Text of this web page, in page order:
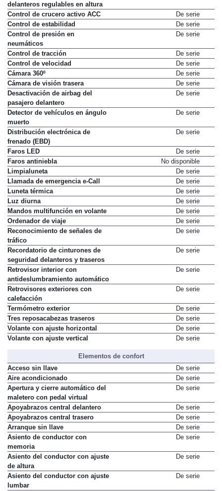
delanteros regulables en altura
Control de crucero activo ACC
De serie
Control de estabilidad
De serie
Control de presión en
neumáticos
De serie
Control de tracción
De serie
Control de velocidad
De serie
Cámara 360º
De serie
Cámara de visión trasera
De serie
Desactivación de airbag del
pasajero delantero
De serie
Detector de vehículos en ángulo
muerto
De serie
Distribución electrónica de
frenado (EBD)
De serie
Faros LED
De serie
Faros antiniebla
No disponible
Limpialuneta
De serie
Llamada de emergencia e-Call
De serie
Luneta térmica
De serie
Luz diurna
De serie
Mandos multifunción en volante
De serie
Ordenador de viaje
De serie
Reconocimiento de señales de
tráfico
De serie
Recordatorio de cinturones de
seguridad delanteros y traseros
De serie
Retrovisor interior con
antideslumbramiento automático
De serie
Retrovisores exteriores con
calefacción
De serie
Termómetro exterior
De serie
Tres reposacabezas traseros
De serie
Volante con ajuste horizontal
De serie
Volante con ajuste vertical
De serie
Elementos de confort
Acceso sin llave
De serie
Aire acondicionado
De serie
Apertura y cierre automático del
maletero con pedal virtual
De serie
Apoyabrazos central delantero
De serie
Apoyabrazos central trasero
De serie
Arranque sin llave
De serie
Asiento de conductor con
memoria
De serie
Asiento del conductor con ajuste
de altura
De serie
Asiento del conductor con ajuste
lumbar
De serie